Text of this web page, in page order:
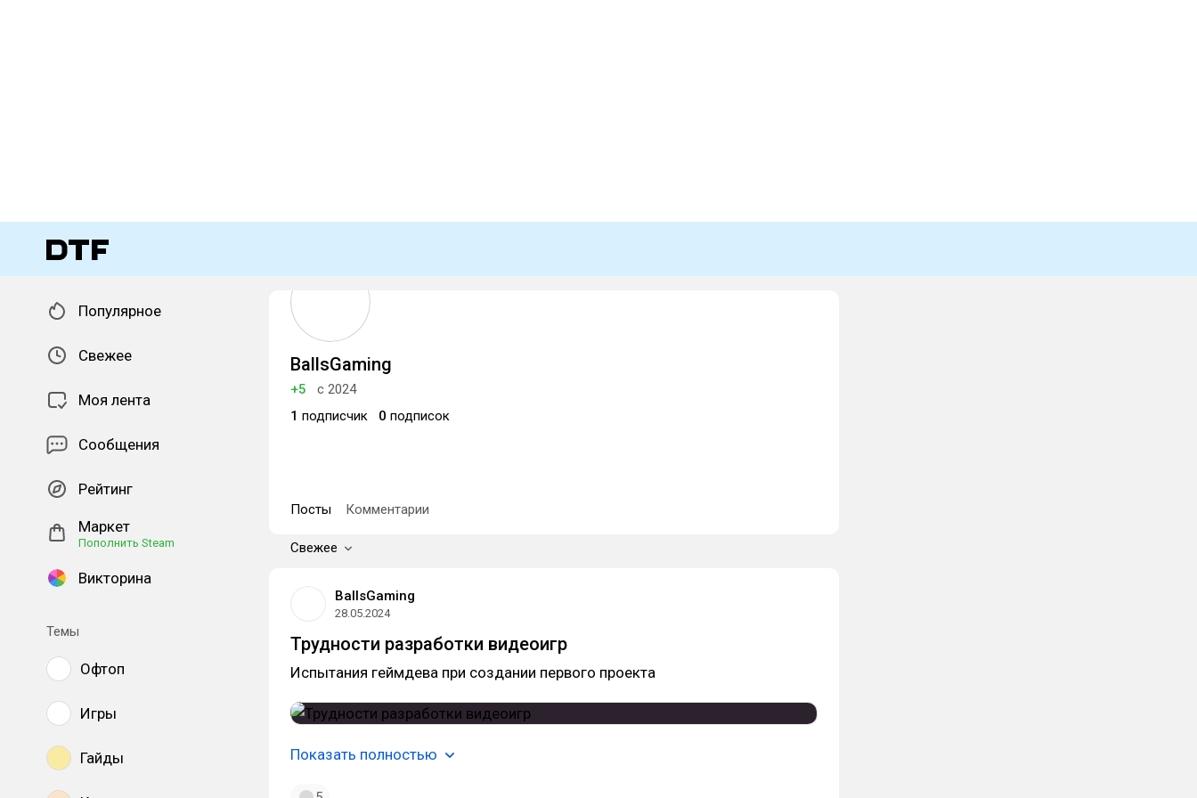
Популярное
Свежее
Моя лента
Сообщения
Рейтинг
Маркет
Пополнить Steam
Викторина
Темы
Офтоп
Игры
Гайды
BallsGaming
+5
с 2024
1 подписчик 0 подписок
Посты Комментарии
Свежее
BallsGaming
28.05.2024
Трудности разработки видеоигр
Испытания геймдева при создании первого проекта
Показать полностью